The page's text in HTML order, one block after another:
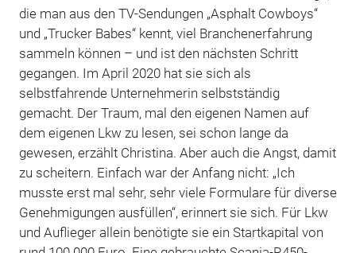
die man aus den TV-Sendungen „Asphalt Cowboys“
und „Trucker Babes“ kennt, viel Branchenerfahrung
sammeln können – und ist den nächsten Schritt
gegangen. Im April 2020 hat sie sich als
selbstfahrende Unternehmerin selbstständig
gemacht. Der Traum, mal den eigenen Namen auf
dem eigenen Lkw zu lesen, sei schon lange da
gewesen, erzählt Christina. Aber auch die Angst, damit
zu scheitern. Einfach war der Anfang nicht: „Ich
musste erst mal sehr, sehr viele Formulare für diverse
Genehmigungen ausfüllen“, erinnert sie sich. Für Lkw
und Auflieger allein benötigte sie ein Startkapital von